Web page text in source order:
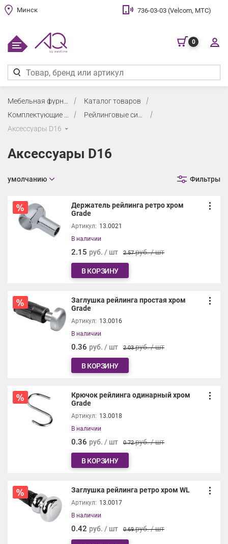
Минск 736-03-03 (Velcom, МТС)
0
Каталог товаров
Комплектующие для кухни
Рейлинговые системы для кухонного фартука
Аксессуары D16
Аксессуары D16
умолчанию Фильтры
Держатель рейлинга ретро хром
Grade
Артикул: 13.0021
В наличии
2.15 руб. / шт 2.57руб. / шт
В КОРЗИНУ
Заглушка рейлинга простая хром
Grade
Артикул: 13.0016
В наличии
0.36 руб. / шт 2.03руб. / шт
В КОРЗИНУ
Крючок рейлинга одинарный хром
Grade
Артикул: 13.0018
В наличии
0.36 руб. / шт 0.72руб. / шт
В КОРЗИНУ
Заглушка рейлинга ретро хром WL
Артикул: 13.0017
В наличии
0.42 руб. / шт 0.69руб. / шт